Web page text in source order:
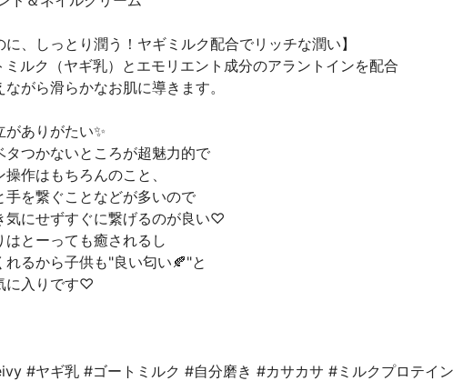
に、しっとり潤う！ヤギミルク配合でリッチな潤い】
ルク（ヤギ乳）とエモリエント成分のアラントインを配合
がら滑らかなお肌に導きます。
ありがたい✨
タつかないところが超魅力的で
作はもちろんのこと、
手を繋ぐことなどが多いので
気にせずすぐに繋げるのが良い♡
とーっても癒されるし
れるから子供も"良い匂い🍂"と
に入りです♡
#ヤギ乳 #ゴートミルク #自分磨き #カサカサ #ミルクプロテイン